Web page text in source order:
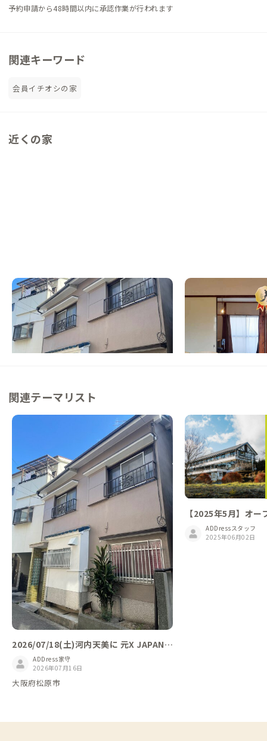
予約申請から48時間以内に承認作業が行われます
関連キーワード
会員イチオシの家
近くの家
松原A邸
大阪府 戸建て
【駅徒歩7分】昭和レトロな商店街、下町の
閑静な住宅街に滞在
この家からの距離 1km
藤井寺A邸
その他
【新大阪駅から50分
1組限定の家
この家からの距離 5km
関連テーマリスト
2026/07/18(土)河内天美に 元X JAPANの
Toshi来ます
ADDress家守
2026年07月16日
大阪府松原市
【2025年5月】オ
ADDressスタッフ
2025年06月02日